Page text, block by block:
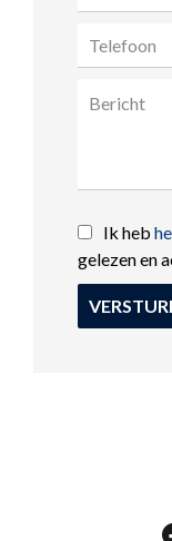
Ik heb
gelezen en